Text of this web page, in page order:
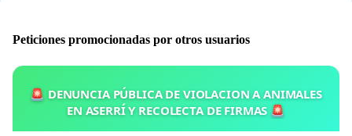
Peticiones promocionadas por otros usuarios
🚨 DENUNCIA PÚBLICA DE VIOLACION A ANIMALES
EN ASERRÍ Y RECOLECTA DE FIRMAS 🚨